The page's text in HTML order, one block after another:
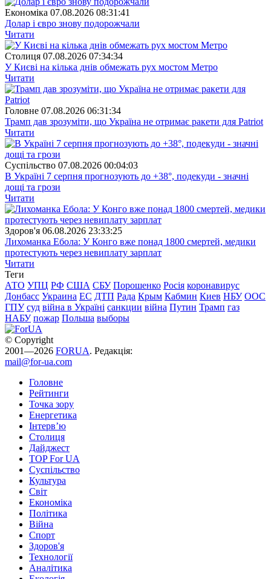
Економіка 07.08.2026 08:31:41
Долар і євро знову подорожчали
Читати
Столиця 07.08.2026 07:34:34
У Києві на кілька днів обмежать рух мостом Метро
Читати
Головне 07.08.2026 06:31:34
Трамп дав зрозуміти, що Україна не отримає ракети для Patriot
Читати
Суспiльство 07.08.2026 00:04:03
В Україні 7 серпня прогнозують до +38°, подекуди - значні
дощі та грози
Читати
Здоров'я 06.08.2026 23:33:25
Лихоманка Ебола: У Конго вже понад 1800 смертей, медики
протестують через невиплату зарплат
Читати
Теги
АТО УПЦ РФ США СБУ Порошенко Росія коронавирус
Донбасс Украина ЕС ДТП Рада Крым Кабмин Киев НБУ ООС
ГПУ суд війна в Україні санкции війна Путин Трамп газ
НАБУ пожар Польша выборы
© Copyright
2001—2026 FORUA. Редакція:
mail@for-ua.com
Головне
Рейтинги
Точка зору
Енергетика
Інтерв’ю
Столиця
Дайджест
TOP For UA
Суспiльство
Культура
Світ
Економіка
Політика
Війна
Спорт
Здоров'я
Технології
Аналітика